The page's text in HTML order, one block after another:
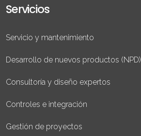
Servicios
Servicio y mantenimiento
Desarrollo de nuevos productos (NPD)
Consultoría y diseño expertos
Controles e integración
Gestión de proyectos